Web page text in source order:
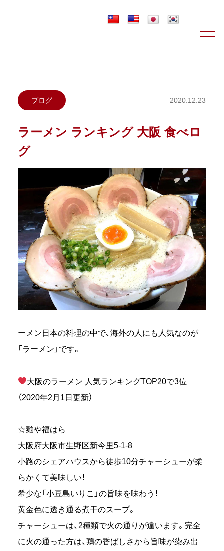
ブログ 2020.12.23
ラーメン ランキング 大阪 食べロ
グ
ーメン日本の料理の中で、海外の人にも人気なのが
「ラーメン」です。
大阪のラーメン 人気ランキングTOP20で3位
（2020年2月1日更新）
☆麺や福はら
大阪府大阪市生野区新今里5-1-8
小路のシェアハウスから徒歩10分チャーシューが柔
らかくて美味しい！
希少な「小豆島いりこ」の旨味を味わう！
黄金色に透き通る煮干のスープ。
チャーシューは、2種類で火の通りが違います。完全
に火の通った方は、鶏の香ばしさから旨味が染み出